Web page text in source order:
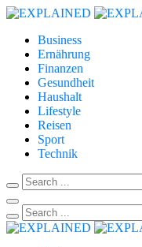
Business
Ernährung
Finanzen
Gesundheit
Haushalt
Lifestyle
Reisen
Sport
Technik